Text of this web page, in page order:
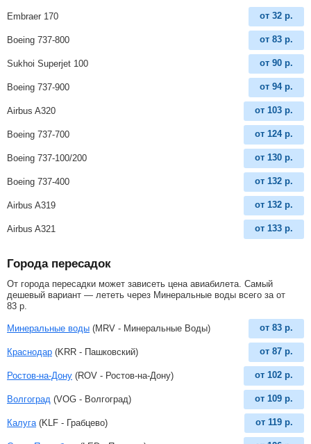
Embraer 170 от 32 р.
Boeing 737-800 от 83 р.
Sukhoi Superjet 100 от 90 р.
Boeing 737-900 от 94 р.
Airbus A320 от 103 р.
Boeing 737-700 от 124 р.
Boeing 737-100/200 от 130 р.
Boeing 737-400 от 132 р.
Airbus A319 от 132 р.
Airbus A321 от 133 р.
Города пересадок
От города пересадки может зависеть цена авиабилета. Самый
дешевый вариант — лететь через Минеральные воды всего за от
83 р
Минеральные воды (MRV - Минеральные Воды) от 83 р.
Краснодар (KRR - Пашковский) от 87 р.
Ростов-на-Дону (ROV - Ростов-на-Дону) от 102 р.
Волгоград (VOG - Волгоград) от 109 р.
Калуга (KLF - Грабцево) от 119 р.